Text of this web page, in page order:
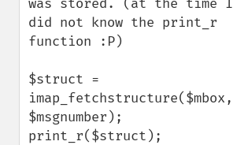
was stored. (at the time I
did not know the print_r
function :P)
$struct =
imap_fetchstructure($mbox,
$msgnumber);
print_r($struct);